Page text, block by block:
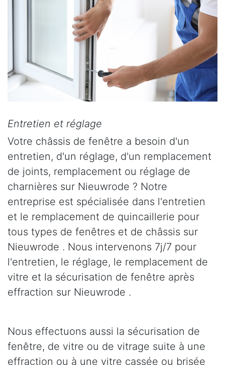
Entretien et réglage
Votre châssis de fenêtre a besoin d'un
entretien, d'un réglage, d'un remplacement
de joints, remplacement ou réglage de
charnières sur Nieuwrode ? Notre
entreprise est spécialisée dans l'entretien
et le remplacement de quincaillerie pour
tous types de fenêtres et de châssis sur
Nieuwrode . Nous intervenons 7j/7 pour
l'entretien, le réglage, le remplacement de
vitre et la sécurisation de fenêtre après
effraction sur Nieuwrode .
Nous effectuons aussi la sécurisation de
fenêtre, de vitre ou de vitrage suite à une
effraction ou à une vitre cassée ou brisée